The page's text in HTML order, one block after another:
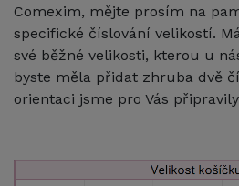
Comexim, mějte prosím na
specifické číslování velikostí.
své běžné velikosti, kterou u
byste měla přidat zhruba dvě
orientaci jsme pro Vás